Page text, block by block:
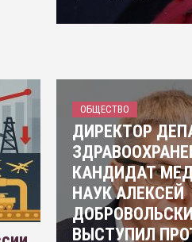
ОБЩЕСТВО
ДИРЕКТОР
КАНДИДАТ
НАУК АЛЕКСЕЙ
ВЫСТУПИЛ